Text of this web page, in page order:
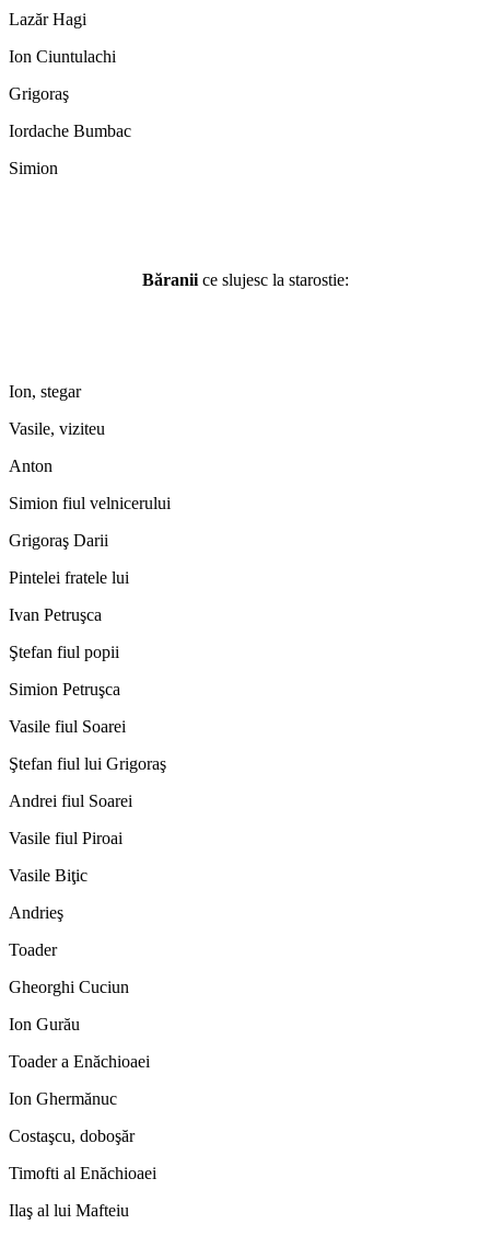
Lazăr Hagi
Ion Ciuntulachi
Grigoraş
Iordache Bumbac
Simion
Băranii ce slujesc la starostie:
Ion, stegar
Vasile, viziteu
Anton
Simion fiul velnicerului
Grigoraş Darii
Pintelei fratele lui
Ivan Petruşca
Ştefan fiul popii
Simion Petruşca
Vasile fiul Soarei
Ştefan fiul lui Grigoraş
Andrei fiul Soarei
Vasile fiul Piroai
Vasile Biţic
Andrieş
Toader
Gheorghi Cuciun
Ion Gurău
Toader a Enăchioaei
Ion Ghermănuc
Costaşcu, doboşăr
Timofti al Enăchioaei
Ilaş al lui Mafteiu